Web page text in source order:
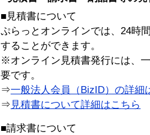
■見積書について
ぷらっとオンラインでは、24時
することができます。
※オンライン見積書発行には、
要です。
⇒一般法人会員（BizID）の詳細
⇒ 見積書について詳細はこちら
■請求書について